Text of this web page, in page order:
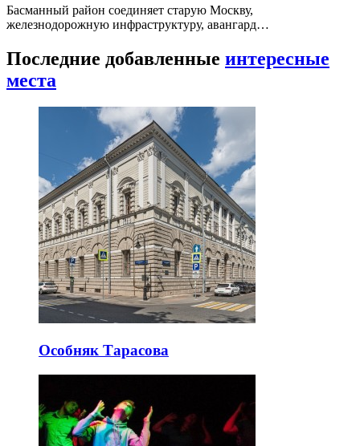
Басманный район соединяет старую Москву,
железнодорожную инфраструктуру, авангард…
Последние добавленные интересные
места
Особняк Тарасова